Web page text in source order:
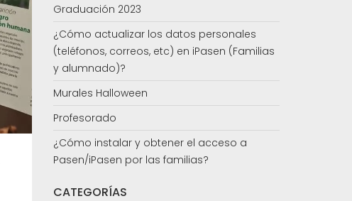
Graduación 2023
¿Cómo actualizar los datos personales
(teléfonos, correos, etc) en iPasen (Familias
y alumnado)?
Murales Halloween
Profesorado
¿Cómo instalar y obtener el acceso a
Pasen/iPasen por las familias?
CATEGORÍAS